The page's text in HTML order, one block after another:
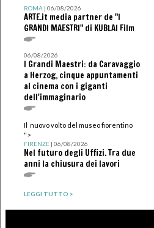
ROMA| 06/08/2026
ARTE.it media partner de "I
GRANDI MAESTRI" di KUBLAI Film
06/08/2026
I Grandi Maestri: da Caravaggio
a Herzog, cinque appuntamenti
al cinema con i giganti
dell'immaginario
Il nuovo volto del museo fiorentino
">
FIRENZE| 06/08/2026
Nel futuro degli Uffizi. Tra due
anni la chiusura dei lavori
LEGGI TUTTO >